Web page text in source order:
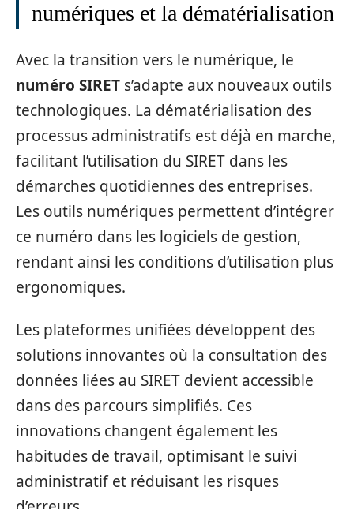
numériques et la dématérialisation
Avec la transition vers le numérique, le
numéro SIRET s’adapte aux nouveaux outils
technologiques. La dématérialisation des
processus administratifs est déjà en marche,
facilitant l’utilisation du SIRET dans les
démarches quotidiennes des entreprises.
Les outils numériques permettent d’intégrer
ce numéro dans les logiciels de gestion,
rendant ainsi les conditions d’utilisation plus
ergonomiques.
Les plateformes unifiées développent des
solutions innovantes où la consultation des
données liées au SIRET devient accessible
dans des parcours simplifiés. Ces
innovations changent également les
habitudes de travail, optimisant le suivi
administratif et réduisant les risques